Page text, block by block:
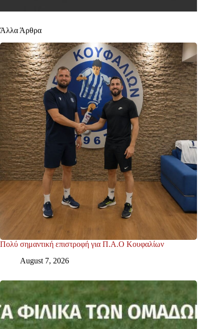
Άλλα Άρθρα
Πολύ σημαντική επιστροφή για Π.Α.Ο Κουφαλίων
August 7, 2026